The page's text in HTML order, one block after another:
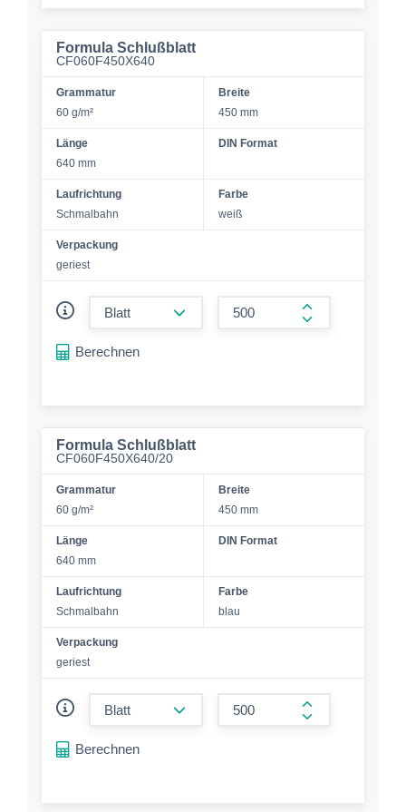
Formula Schlußblatt
CF060F450X640
Grammatur
60 g/m²
Breite
450 mm
Länge
640 mm
DIN Format
Laufrichtung
Schmalbahn
Farbe
weiß
Verpackung
geriest
form.increase-
Berechnen
Formula Schlußblatt
CF060F450X640/20
Grammatur
60 g/m²
Breite
450 mm
Länge
640 mm
DIN Format
Laufrichtung
Schmalbahn
Farbe
blau
Verpackung
geriest
form.increase-
Berechnen